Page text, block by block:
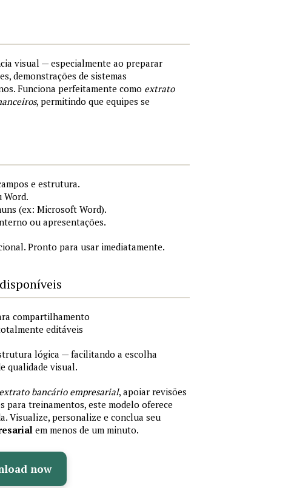
visual — especialmente ao preparar
demonstrações de sistemas
Funciona perfeitamente como extrato
, permitindo que equipes se
e estrutura.
Word.
(ex: Microsoft Word).
ou apresentações.
Pronto para usar imediatamente.
compartilhamento
editáveis
lógica — facilitando a escolha
qualidade visual.
bancário empresarial, apoiar revisões
para treinamentos, este modelo oferece
Visualize, personalize e conclua seu
em menos de um minuto.
now